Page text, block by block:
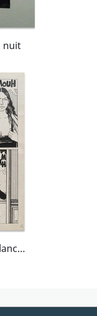
nuit
La bascule à Charlot, planche 7